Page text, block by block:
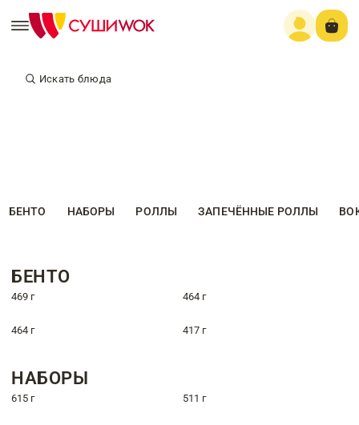
Искать блюда
БЕНТО НАБОРЫ РОЛЛЫ ЗАПЕЧЁННЫЕ РОЛЛЫ
БЕНТО
469 г 464 г
464 г 417 г
НАБОРЫ
615 г 511 г